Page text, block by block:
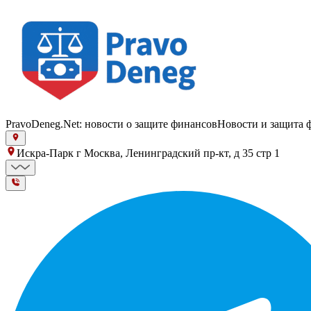
PravoDeneg.Net: новости о защите финансовНовости и защита
Искра-Парк г Москва, Ленинградский пр-кт, д 35 стр 1